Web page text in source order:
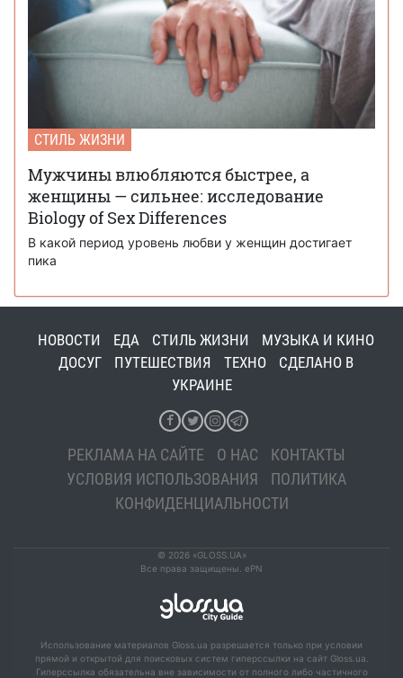
СТИЛЬ ЖИЗНИ
Мужчины влюбляются быстрее, а
женщины — сильнее: исследование
Biology of Sex Differences
В какой период уровень любви у женщин достигает
пика
НОВОСТИ ЕДА СТИЛЬ ЖИЗНИ
МУЗЫКА И КИНО
ДОСУГ
ПУТЕШЕСТВИЯ ТЕХНО
СДЕЛАНО В
УКРАИНЕ
РЕКЛАМА НА САЙТЕ О НАС
КОНТАКТЫ
УСЛОВИЯ ИСПОЛЬЗОВАНИЯ
ПОЛИТИКА
КОНФИДЕНЦИАЛЬНОСТИ
© 2026 «GLOSS.UA»
Все права защищены. ePN
Использование материалов Gloss.ua разрешается только при условии
прямой и открытой для поисковых систем гиперссылки на сайт Gloss.ua.
Гиперссылка обязательна вне зависимости от полного либо частичного